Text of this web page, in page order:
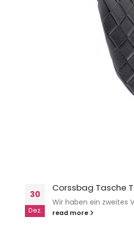
30
Dez.
Corssbag Tasche
Wir haben ein zweites
read more